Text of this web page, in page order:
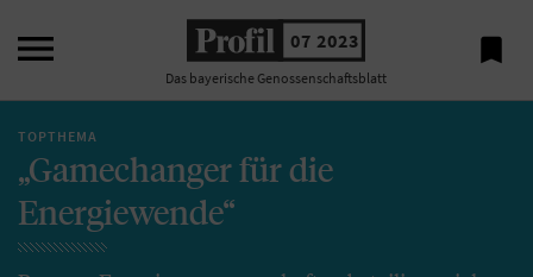
 07 2023
Das bayerische Genossenschaftsblatt

TOPTHEMA
„Gamechanger für die
Energiewende“